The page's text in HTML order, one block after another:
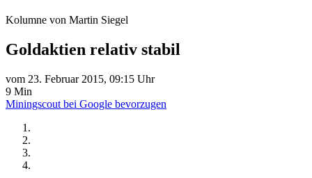
Kolumne von Martin Siegel
Goldaktien relativ stabil
vom 23. Februar 2015, 09:15 Uhr
9 Min
Miningscout bei Google bevorzugen